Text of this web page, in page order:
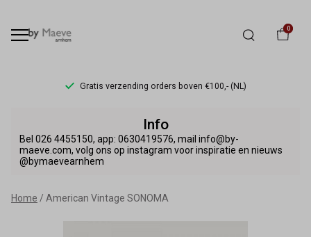
0
Gratis verzending orders boven €100,- (NL)
Vintage
SONOMA
Info
Bel 026 4455150, app: 0630419576, mail info@by-
maeve.com, volg ons op instagram voor inspiratie en nieuws
@bymaevearnhem
Home American Vintage SONOMA